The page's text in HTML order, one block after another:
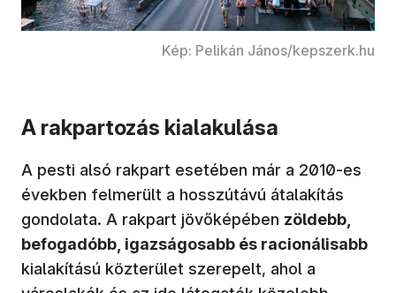
Kép: Pelikán János/kepszerk.hu
A rakpartozás kialakulása
A pesti alsó rakpart esetében már a 2010-es
években felmerült a hosszútávú átalakítás
gondolata. A rakpart jövőképében zöldebb,
befogadóbb, igazságosabb és racionálisabb
kialakítású közterület szerepelt, ahol a